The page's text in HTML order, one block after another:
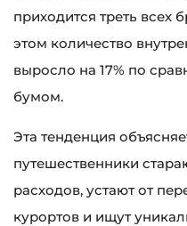
приходится треть всех
этом количество
выросло на 17% по
бумом.
Эта тенденция
путешественники
расходов, устают от
курортов и ищут